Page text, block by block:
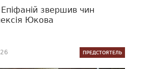
звершив чин
Юкова
ПРЕДСТОЯТЕЛЬ